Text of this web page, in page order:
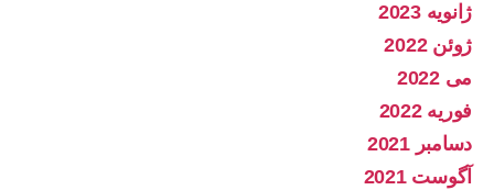
ژانویه 2023
ژوئن 2022
می 2022
فوریه 2022
دسامبر 2021
آگوست 2021